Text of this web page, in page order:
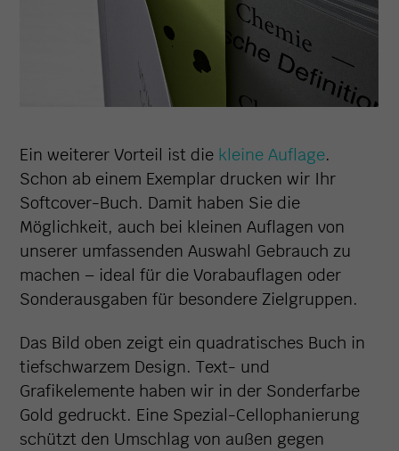
Ein weiterer Vorteil ist die kleine Auflage.
Schon ab einem Exemplar drucken wir Ihr
Softcover-Buch. Damit haben Sie die
Möglichkeit, auch bei kleinen Auflagen von
unserer umfassenden Auswahl Gebrauch zu
machen – ideal für die Vorabauflagen oder
Sonderausgaben für besondere Zielgruppen.
Das Bild oben zeigt ein quadratisches Buch in
tiefschwarzem Design. Text- und
Grafikelemente haben wir in der Sonderfarbe
Gold gedruckt. Eine Spezial-Cellophanierung
schützt den Umschlag von außen gegen